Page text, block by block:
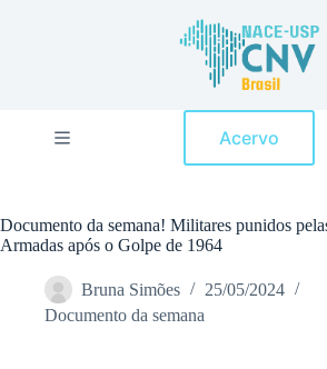
c
o
Acervo
Documento da semana! Militares punidos
Armadas após o Golpe de 1964
Bruna Simões
25/05/2024
Documento da semana